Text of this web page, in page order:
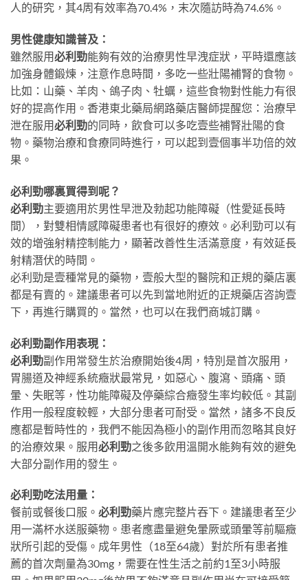
人的研究，其4周有效率為70.4%，末次隨訪時為74.6%。
男性健康知識普及：
雖然服用必利勁能夠有效的治療男性早洩症狀，平時還應該
加強身體鍛煉，注意作息時間，多吃一些壯陽補腎的食物。
比如：山藥、羊肉、鴿子肉、牡蠣，這些食物對性能力有很
好的提高作用。香港東北藥局網路藥店醫師提醒您：治療早
泄在服用必利勁的同時，飲食可以多吃壹些補腎壯陽的食
物。藥物治療和食療同時進行，可以起到壹個事半功倍的效
果。
必利勁哪裏買得到呢？
必利勁主要適用於男性早泄及勃起功能障礙（性愛延長時
間），對雙相情感障礙患者也有很好的療效。必利勁可以有
效的增強射精控制能力，顯著改善性生活滿意度，有效延長
射精潛伏的時間。
必利勁是壹種常見的藥物，壹般大型的醫院和正規的藥店裏
都是有賣的。建議患者可以先到當地附近的正規藥店咨詢壹
下，再進行購買的。當然，也可以在我們商城訂購。
必利勁副作用表現：
必利勁副作用常發生於治療開始後4周，特別是首次服用，
胃腸道及神經系統癥狀最常見，如惡心、腹瀉、頭痛、頭
暈、失眠等，性功能障礙及停藥綜合癥發生率均較低。其副
作用一般程度較輕，大部分患者可耐受。當然，諸多不良反
應都是暫時性的，我們不能因為極小的副作用而忽略其良好
的治療效果。服用必利勁之後多飲用溫開水能夠有效的避免
大部分副作用的發生。
必利勁吃法用量：
餐前或餐後口服。 必利勁藥片應完整片吞下。建議患者至少
用一滿杯水送服藥物。患者應盡量避免暈厥或頭暈等前驅癥
狀所引起的受傷。成年男性（18至64歲）對於所有患者推
薦的首次劑量為30mg，需要在性生活之前約1至3小時服